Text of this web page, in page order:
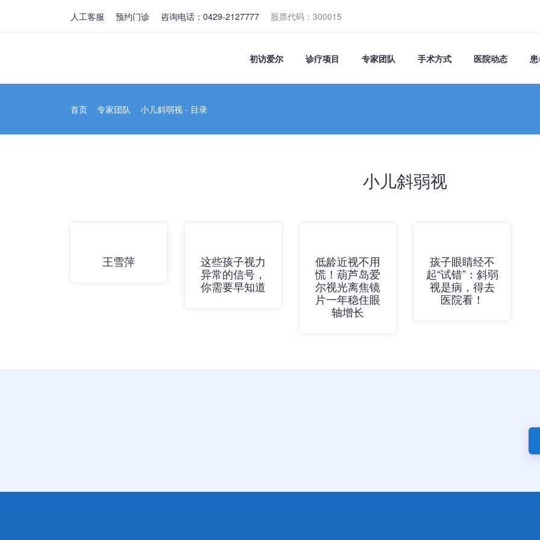
人工客服 预约门诊 咨询电话：0429-2127777 股票代码：300015
初访爱尔 诊疗项目 专家团队 手术方式 医院动态
首页 专家团队 小儿斜弱视 - 目录
小儿斜弱视
王雪萍
这些孩子视力
异常的信号，
你需要早知道
低龄近视不用
慌！葫芦岛爱
尔视光离焦镜
片一年稳住眼
轴增长
孩子眼睛经不
起“试错”：斜弱
视是病，得去
医院看！